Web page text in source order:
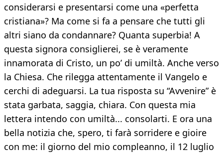
considerarsi e presentarsi come una «perfetta
cristiana»? Ma come si fa a pensare che tutti gli
altri siano da condannare? Quanta superbia! A
questa signora consiglierei, se è veramente
innamorata di Cristo, un po’ di umiltà. Anche verso
la Chiesa. Che rilegga attentamente il Vangelo e
cerchi di adeguarsi. La tua risposta su “Avvenire” è
stata garbata, saggia, chiara. Con questa mia
lettera intendo con umiltà... consolarti. E ora una
bella notizia che, spero, ti farà sorridere e gioire
con me: il giorno del mio compleanno, il 12 luglio